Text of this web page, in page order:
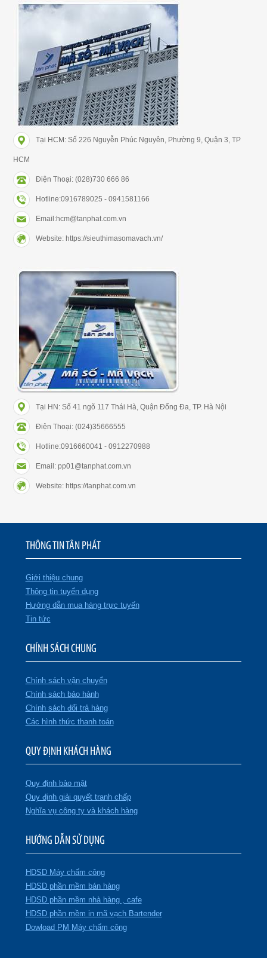
Tại HCM: Số 226 Nguyễn Phúc Nguyên, Phường 9, Quận 3, TP
HCM
Điện Thoại: (028)730 666 86
Hotline:0916789025 - 0941581166
Email:hcm@tanphat.com.vn
Website: https://sieuthimasomavach.vn/
Tại HN: Số 41 ngõ 117 Thái Hà, Quận Đống Đa, TP. Hà Nội
Điện Thoại: (024)35666555
Hotline:0916660041 - 0912270988
Email: pp01@tanphat.com.vn
Website: https://tanphat.com.vn
THÔNG TIN TÂN PHÁT
Giới thiệu chung
Thông tin tuyển dụng
Hướng dẫn mua hàng trực tuyến
Tin tức
CHÍNH SÁCH CHUNG
Chính sách vận chuyển
Chính sách bảo hành
Chính sách đổi trả hàng
Các hình thức thanh toán
QUY ĐỊNH KHÁCH HÀNG
Quy định bảo mật
Quy định giải quyết tranh chấp
Nghĩa vụ công ty và khách hàng
HƯỚNG DẪN SỬ DỤNG
HDSD Máy chấm công
HDSD phần mềm bán hàng
HDSD phần mềm nhà hàng , cafe
HDSD phần mềm in mã vạch Bartender
Dowload PM Máy chấm công